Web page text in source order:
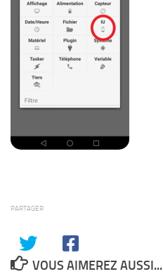
PARTAGER
VOUS AIMEREZ AUSSI...